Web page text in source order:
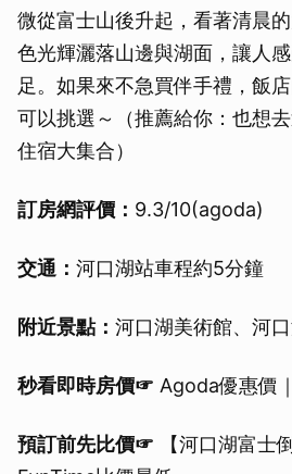
微從富士山後升起，看著清晨
色光輝灑落山邊與湖面，讓人
足。如果來不急買伴手禮，飯
可以挑選～（推薦給你：也想
住宿大集合）
訂房網評價： 9.3/10(agoda)
交通： 河口湖站車程約5分鐘
附近景點： 河口湖美術館、河
秒看即時房價☞ Agoda優惠價
預訂前先比價☞ 【河口湖富士